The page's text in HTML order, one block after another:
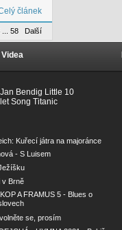
článek
... 58 Další
Jan Bendig Little 10
let Song Titanic
Kuřecí játra na majoránce
- S Luisem
v Brně
A FRAMUS 5 - Blues o
se, prosím